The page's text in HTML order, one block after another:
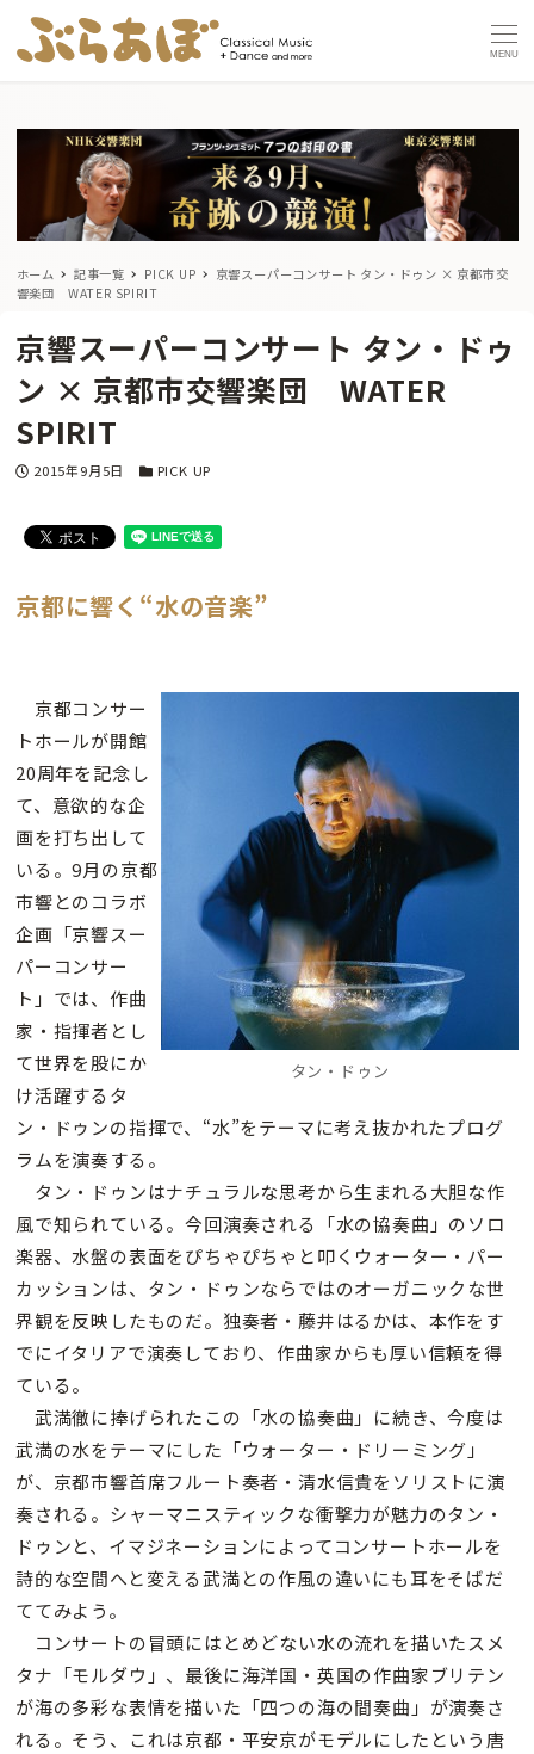
MENU
ホーム 記事一覧 PICK UP
京響スーパーコンサート タン・ドゥン × 京都市交
響楽団 WATER SPIRIT
京響スーパーコンサート タン・ドゥ
ン × 京都市交響楽団 WATER
SPIRIT
投稿日
2015年9月5日 カテゴリー
PICK UP
京都に響く“水の音楽”
タン・ドゥン
京都コンサー
トホールが開館
20周年を記念し
て、意欲的な企
画を打ち出して
いる。9月の京都
市響とのコラボ
企画「京響スー
パーコンサー
ト」では、作曲
家・指揮者とし
て世界を股にか
け活躍するタ
ン・ドゥンの指揮で、“水”をテーマに考え抜かれたプログ
ラムを演奏する。
タン・ドゥンはナチュラルな思考から生まれる大胆な作
風で知られている。今回演奏される「水の協奏曲」のソロ
楽器、水盤の表面をぴちゃぴちゃと叩くウォーター・パー
カッションは、タン・ドゥンならではのオーガニックな世
界観を反映したものだ。独奏者・藤井はるかは、本作をす
でにイタリアで演奏しており、作曲家からも厚い信頼を得
ている。
武満徹に捧げられたこの「水の協奏曲」に続き、今度は
武満の水をテーマにした「ウォーター・ドリーミング」
が、京都市響首席フルート奏者・清水信貴をソリストに演
奏される。シャーマニスティックな衝撃力が魅力のタン・
ドゥンと、イマジネーションによってコンサートホールを
詩的な空間へと変える武満との作風の違いにも耳をそばだ
ててみよう。
コンサートの冒頭にはとめどない水の流れを描いたスメ
タナ「モルダウ」、最後に海洋国・英国の作曲家ブリテン
が海の多彩な表情を描いた「四つの海の間奏曲」が演奏さ
れる。そう、これは京都・平安京がモデルにしたという唐